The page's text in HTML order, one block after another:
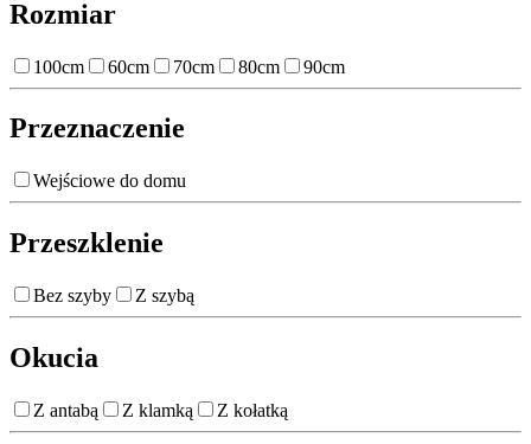
Rozmiar
100cm 60cm 70cm 80cm 90cm
Przeznaczenie
Wejściowe do domu
Przeszklenie
Bez szyby Z szybą
Okucia
Z antabą Z klamką Z kołatką